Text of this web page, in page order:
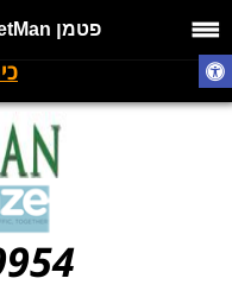
פטמן PetMan - חנות חיות בפת...